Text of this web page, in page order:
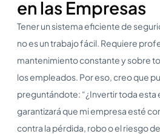
en las Empresas
Tener un sistema eficiente de
no es un trabajo fácil. Requiere
mantenimiento constante y sobre
los empleados. Por eso, creo que
preguntándote: “¿Invertir toda esta
garantizará que mi empresa esté
contra la pérdida, robo o el riesgo